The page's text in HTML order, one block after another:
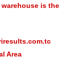
is the
Area